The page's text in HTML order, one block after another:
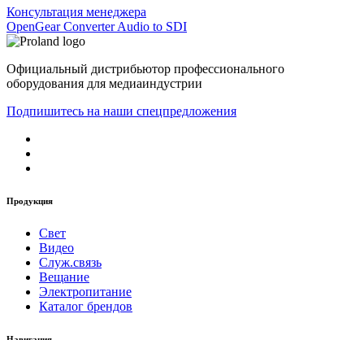
Консультация менеджера
OpenGear Converter Audio to SDI
Официальный дистрибьютор профессионального
оборудования для медиаиндустрии
Подпишитесь на наши спецпредложения
Продукция
Свет
Видео
Служ.связь
Вещание
Электропитание
Каталог брендов